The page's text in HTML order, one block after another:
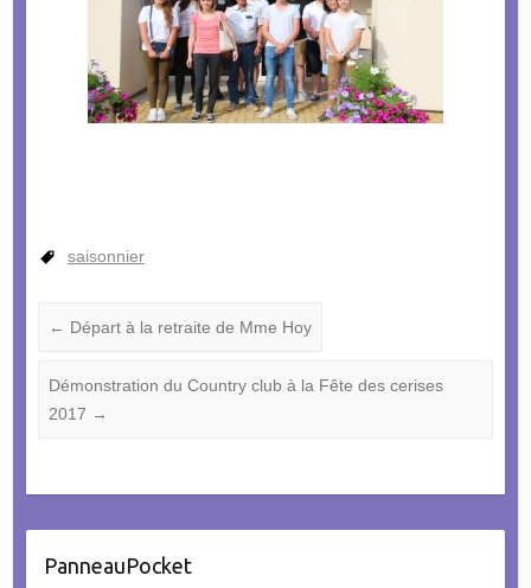
saisonnier
← Départ à la retraite de Mme Hoy
Démonstration du Country club à la Fête des cerises
2017 →
PanneauPocket